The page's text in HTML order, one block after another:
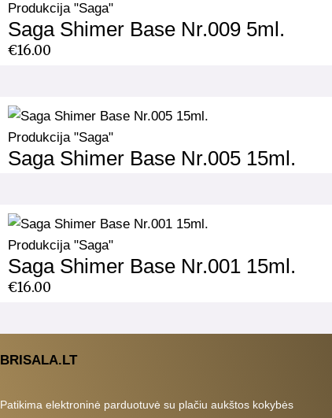
Produkcija "Saga"
Saga Shimer Base Nr.009 5ml.
€16.00
Produkcija "Saga"
Saga Shimer Base Nr.005 15ml.
Produkcija "Saga"
Saga Shimer Base Nr.001 15ml.
€16.00
BRISALA.LT
Patikima elektroninė parduotuvė su plačiu aukštos kokybės